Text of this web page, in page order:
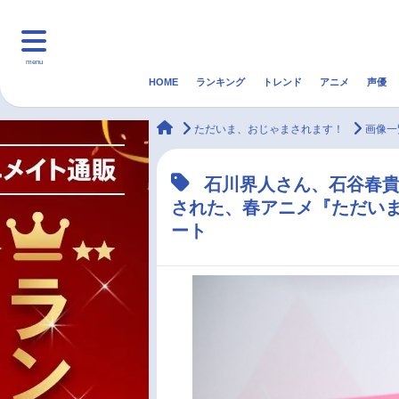
menu
マンガ・ラノベ ゲーム・アプリ 音楽
HOME ランキング トレンド アニメ 声優
animateTimes
ただいま、おじゃまされます！ 画像
石川界人さん、石谷春
された、春アニメ『ただい
ート